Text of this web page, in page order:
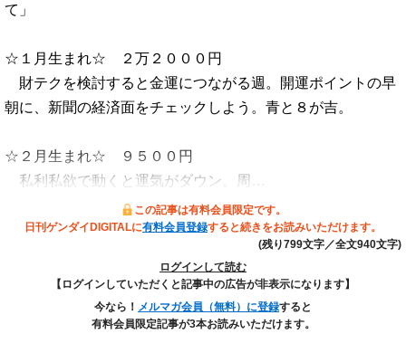
て」
☆１月生まれ☆ ２万２０００円
財テクを検討すると金運につながる週。開運ポイントの早
朝に、新聞の経済面をチェックしよう。青と８が吉。
☆２月生まれ☆ ９５００円
私利私欲で動くと運気がダウン。周…
この記事は有料会員限定です。
日刊ゲンダイDIGITALに有料会員登録すると続きをお読みいただけます。
(残り799文字／全文940文字)
ログインして読む
【ログインしていただくと記事中の広告が非表示になります】
今なら！ メルマガ会員（無料）に登録すると
有料会員限定記事が3本お読みいただけます。